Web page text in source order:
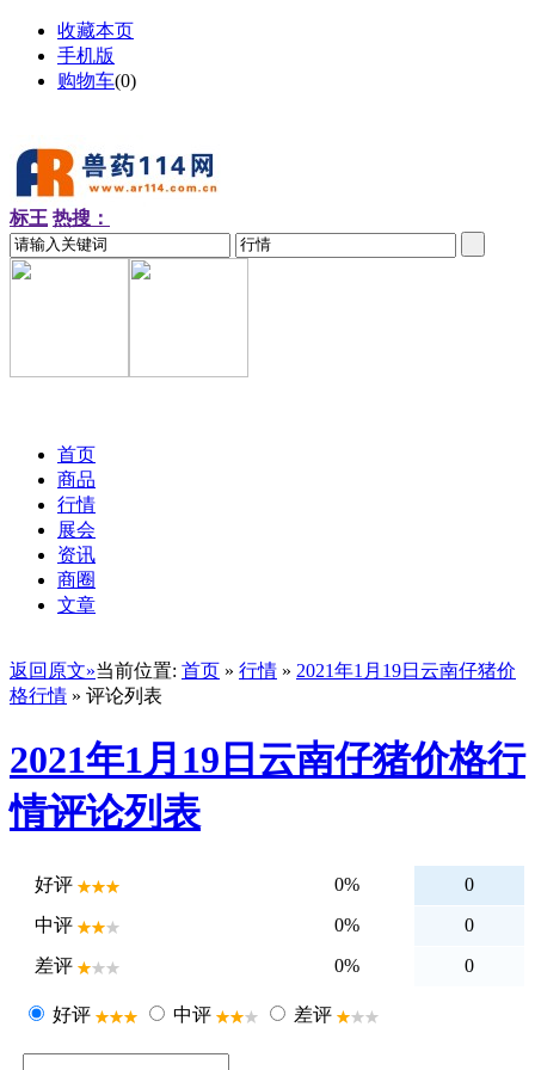
收藏本页
手机版
购物车(0)
标王 热搜：
首页
商品
行情
展会
资讯
商圈
文章
返回原文»当前位置: 首页 » 行情 » 2021年1月19日云南仔猪价
格行情 » 评论列表
2021年1月19日云南仔猪价格行
情评论列表
好评 0%
0
中评
0%
0
差评
0% 0
好评 中评 差评